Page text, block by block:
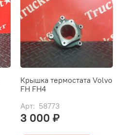
Крышка термостата Volvo
FH FH4
Арт: 58773
3 000 ₽